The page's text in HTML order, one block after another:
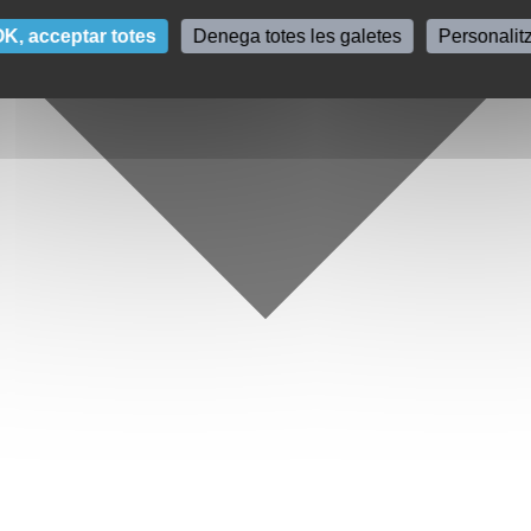
acceptar totes Denega totes les galetes